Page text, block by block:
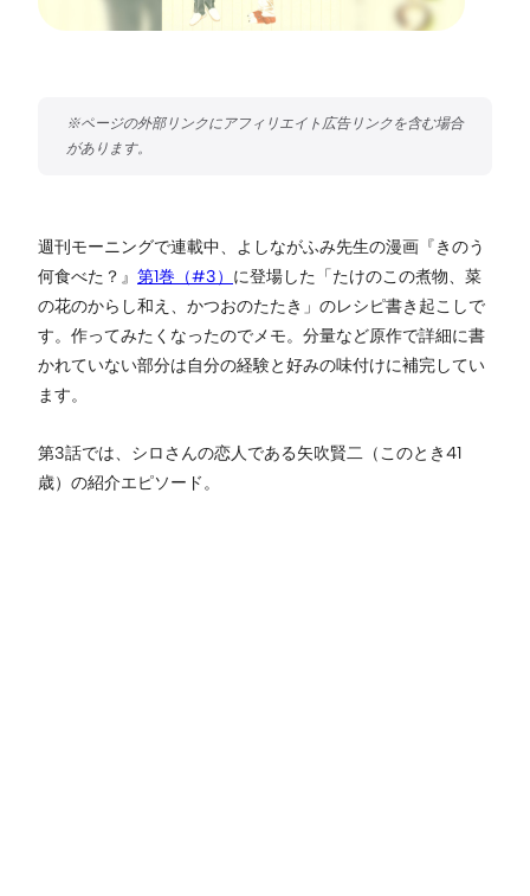
週刊モーニングで連載中、よしながふみ先生の漫画『きのう
何食べた？』 第1巻（#3） に登場した「たけのこの煮物、菜
の花のからし和え、かつおのたたき」のレシピ書き起こしで
す。作ってみたくなったのでメモ。分量など原作で詳細に書
かれていない部分は自分の経験と好みの味付けに補完してい
ます。
第3話では、シロさんの恋人である矢吹賢二（このとき41
歳）の紹介エピソード。